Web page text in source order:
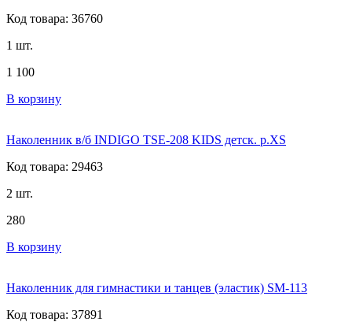
Код товара: 36760
1 шт.
1 100
В корзину
Наколенник в/б INDIGO TSE-208 KIDS детск. р.XS
Код товара: 29463
2 шт.
280
В корзину
Наколенник для гимнастики и танцев (эластик) SM-113
Код товара: 37891